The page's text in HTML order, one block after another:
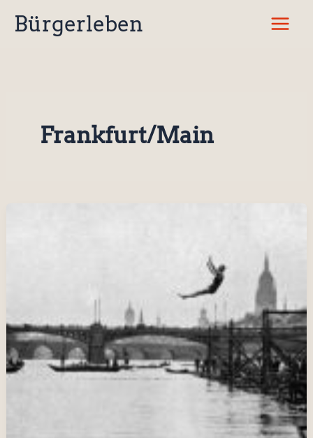
InhaltBürgerleben
Frankfurt/Main